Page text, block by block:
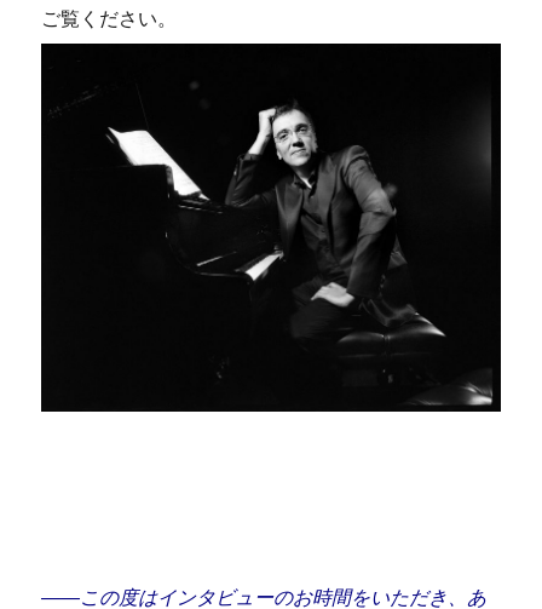
ご覧ください。
――この度はインタビューのお時間をいただき、あ